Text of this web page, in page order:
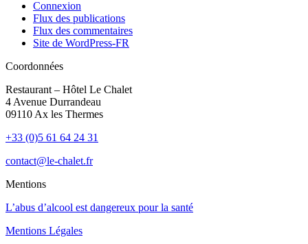
Connexion
Flux des publications
Flux des commentaires
Site de WordPress-FR
Coordonnées
Restaurant – Hôtel Le Chalet
4 Avenue Durrandeau
09110 Ax les Thermes
+33 (0)5 61 64 24 31
contact@le-chalet.fr
Mentions
L’abus d’alcool est dangereux pour la santé
Mentions Légales